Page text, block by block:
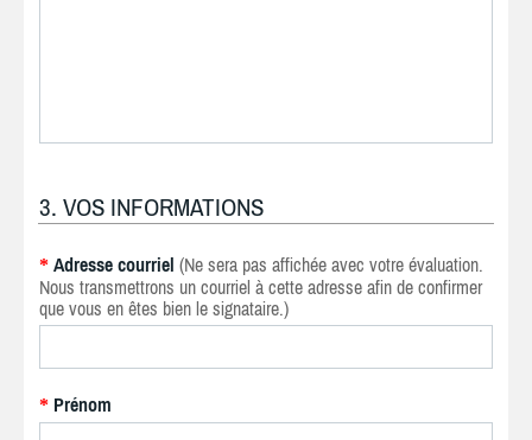
3. VOS INFORMATIONS
* Adresse courriel (Ne sera pas affichée avec votre évaluation.
Nous transmettrons un courriel à cette adresse afin de confirmer
que vous en êtes bien le signataire.)
* Prénom